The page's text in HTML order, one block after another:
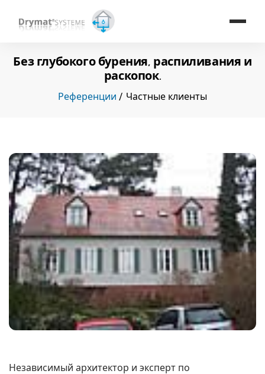
Без глубокого бурения, распиливания и
раскопок.
Референции Частные клиенты
Независимый архитектор и эксперт по